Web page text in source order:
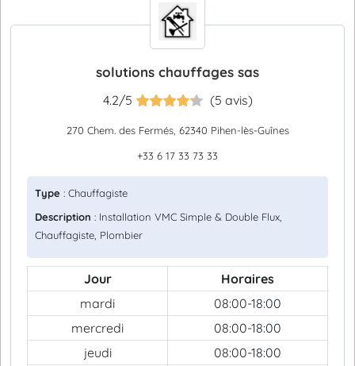
solutions chauffages sas
4.2/5 (5 avis)
270 Chem. des Fermés, 62340 Pihen-lès-Guînes
+33 6 17 33 73 33
Type : Chauffagiste
Description : Installation VMC Simple & Double Flux,
Chauffagiste, Plombier
Jour
Horaires
mardi
08:00-18:00
mercredi
08:00-18:00
jeudi
08:00-18:00